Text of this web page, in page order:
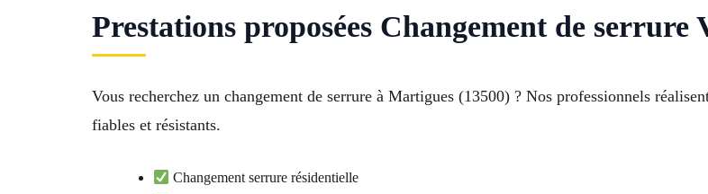
Prestations proposées Changement de
Vous recherchez un changement de serrure à Martigues (13500) ? Nos professionnels
fiables et résistants.
Changement serrure résidentielle